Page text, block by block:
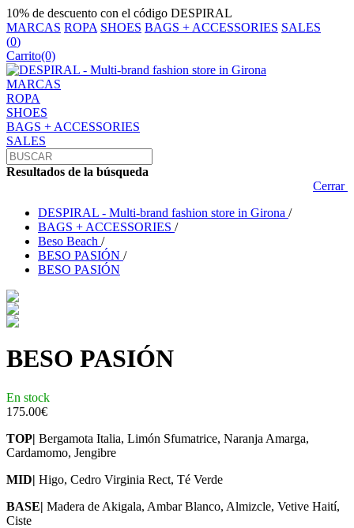
10% de descuento con el código DESPIRAL
MARCAS ROPA SHOES BAGS + ACCESSORIES SALES
(0)
Carrito(0)
MARCAS
ROPA
SHOES
BAGS + ACCESSORIES
SALES
Resultados de la búsqueda
Cerrar
DESPIRAL - Multi-brand fashion store in Girona /
BAGS + ACCESSORIES /
Beso Beach /
BESO PASIÓN /
BESO PASIÓN
BESO PASIÓN
En stock
175.00€
TOP| Bergamota Italia, Limón Sfumatrice, Naranja Amarga,
Cardamomo, Jengibre
MID| Higo, Cedro Virginia Rect, Té Verde
BASE| Madera de Akigala, Ambar Blanco, Almizcle, Vetive Haití,
Ciste